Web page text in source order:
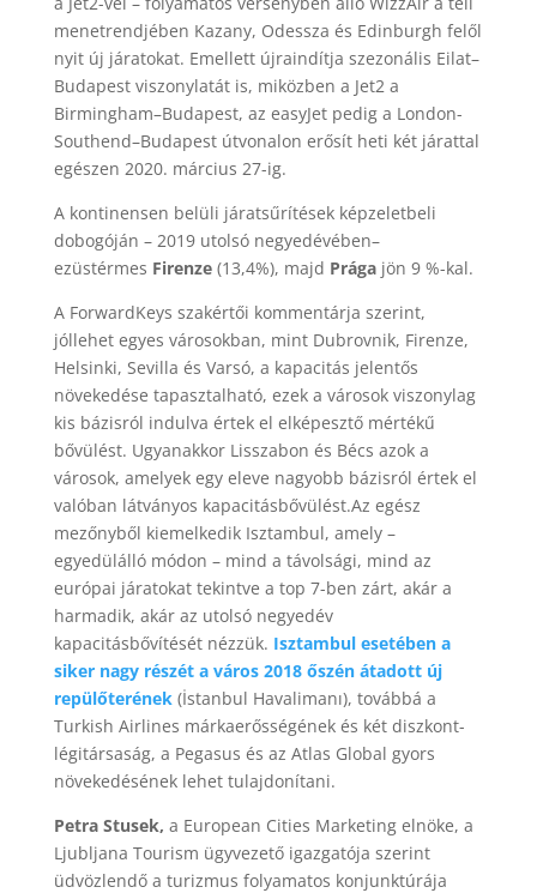
menetrendjében Kazany, Odessza és Edinburgh felől
nyit új járatokat. Emellett újraindítja szezonális Eilat–
Budapest viszonylatát is, miközben a Jet2 a
Birmingham–Budapest, az easyJet pedig a London-
Southend–Budapest útvonalon erősít heti két járattal
egészen 2020. március 27-ig.
A kontinensen belüli járatsűrítések képzeletbeli
dobogóján – 2019 utolsó negyedévében–
ezüstérmes Firenze(13,4%), majd Prágajön 9 %-kal.
A ForwardKeys szakértői kommentárja szerint,
jóllehet egyes városokban, mint Dubrovnik, Firenze,
Helsinki, Sevilla és Varsó, a kapacitás jelentős
növekedése tapasztalható, ezek a városok viszonylag
kis bázisról indulva értek el elképesztő mértékű
bővülést. Ugyanakkor Lisszabon és Bécs azok a
városok, amelyek egy eleve nagyobb bázisról értek el
valóban látványos kapacitásbővülést.Az egész
mezőnyből kiemelkedik Isztambul, amely –
egyedülálló módon – mind a távolsági, mind az
európai járatokat tekintve a top 7-ben zárt, akár a
harmadik, akár az utolsó negyedév
kapacitásbővítését nézzük. Isztambul esetében a
siker nagy részét a város 2018 őszén átadott új
repülőterének(İstanbul Havalimanı), továbbá a
Turkish Airlines márkaerősségének és két diszkont-
légitársaság, a Pegasus és az Atlas Global gyors
növekedésének lehet tulajdonítani.
Petra Stusek, a European Cities Marketing elnöke, a
Ljubljana Tourism ügyvezető igazgatója szerint
üdvözlendő a turizmus folyamatos konjunktúrája